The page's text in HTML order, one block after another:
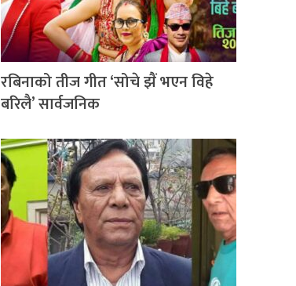
रबिनाको तीज गीत ‘सोचे झैं भएन विहे
बरिलै’ सार्वजनिक